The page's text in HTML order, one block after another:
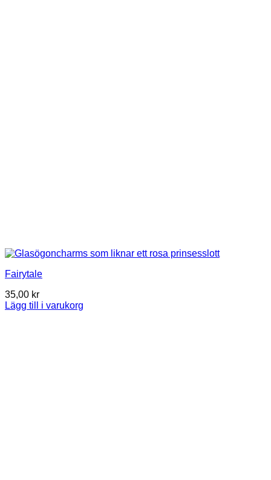
Fairytale
35,00 kr
Lägg till i varukorg